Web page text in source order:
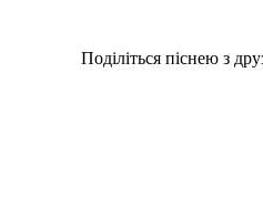
Поділіться піснею з